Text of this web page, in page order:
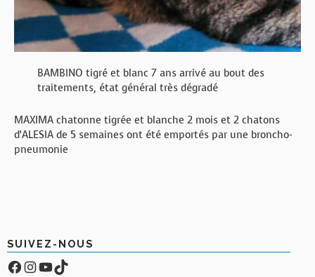
BAMBINO tigré et blanc 7 ans arrivé au bout des
traitements, état général très dégradé
MAXIMA chatonne tigrée et blanche 2 mois et 2 chatons
d’ALESIA de 5 semaines ont été emportés par une broncho-
pneumonie
SUIVEZ-NOUS
Facebook
Compte Instagram
YouTube
TikTok